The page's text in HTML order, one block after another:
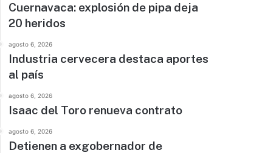
Cuernavaca: explosión de pipa deja
20 heridos
agosto 6, 2026
Industria cervecera destaca aportes
al país
agosto 6, 2026
Isaac del Toro renueva contrato
agosto 6, 2026
Detienen a exgobernador de